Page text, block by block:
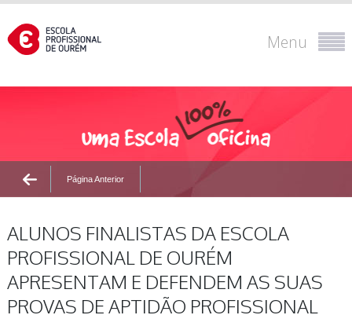
Menu
Página Anterior
ALUNOS FINALISTAS DA ESCOLA
PROFISSIONAL DE OURÉM
APRESENTAM E DEFENDEM AS SUAS
PROVAS DE APTIDÃO PROFISSIONAL